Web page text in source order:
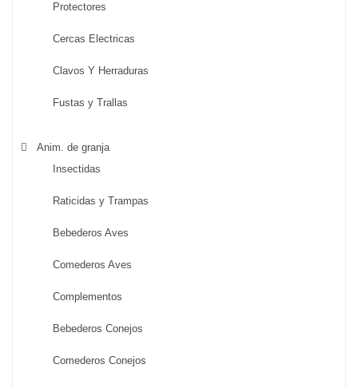
Protectores
Cercas Electricas
Clavos Y Herraduras
Fustas y Trallas
Anim. de granja
Insectidas
Raticidas y Trampas
Bebederos Aves
Comederos Aves
Complementos
Bebederos Conejos
Comederos Conejos